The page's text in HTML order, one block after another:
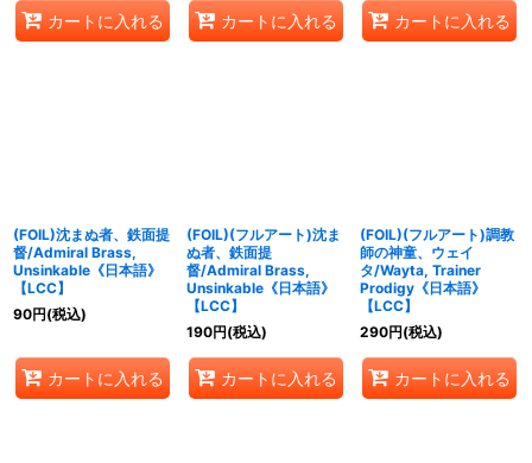
カートに入れる カートに入れる カートに入れる
(FOIL)沈まぬ者、鉄面提
督/Admiral Brass,
Unsinkable《日本語》
【LCC】
90円(税込)
カートに入れる
(FOIL)(フルアート)沈ま
ぬ者、鉄面提
督/Admiral Brass,
Unsinkable《日本語》
【LCC】
190円(税込)
カートに入れる
(FOIL)(フルアート)調教
師の神童、ウェイ
タ/Wayta, Trainer
Prodigy《日本語》
【LCC】
290円(税込)
カートに入れる